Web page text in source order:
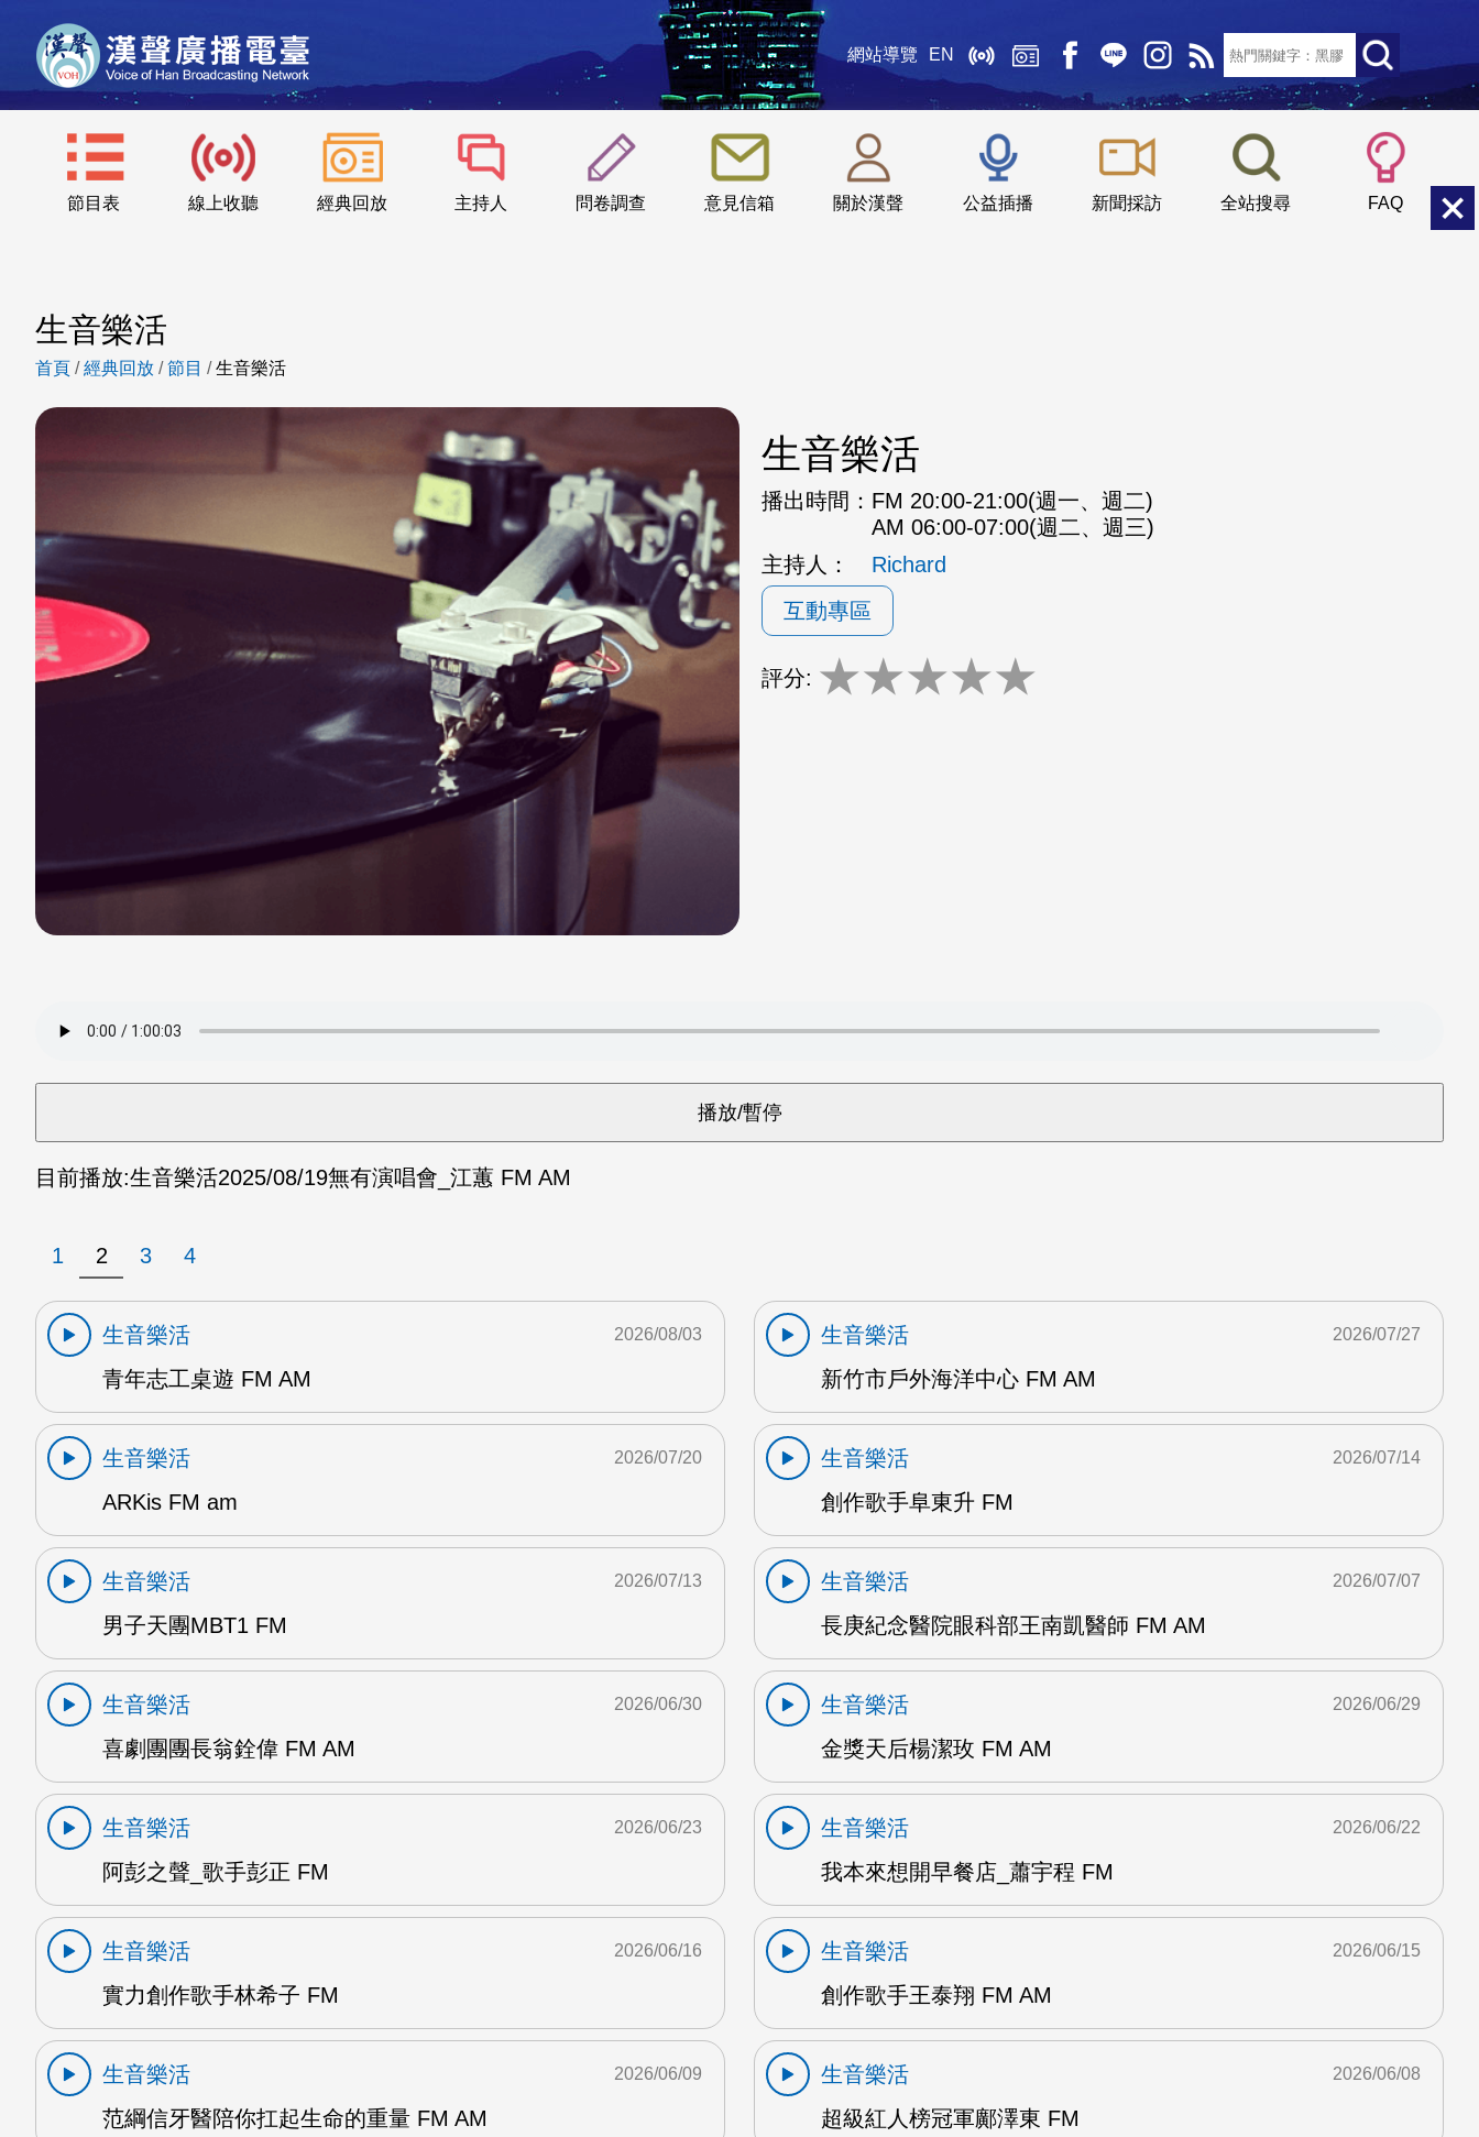
網站導覽 EN
節目表 線上收聽 經典回放 主持人 問卷調查 意見信箱 關於漢聲 公益插播 新聞採訪 全站搜尋 FAQ
::: 小 中
生音樂活
首頁 /經典回放 /節目 /生音樂活
生音樂活
播出時間： FM 20:00-21:00(週一、週二)
AM 06:00-07:00(週二、週三)
主持人：
Richard
互動專區
評分: ★★★★★
目前播放:生音樂活2025/08/19無有演唱會_江蕙 FM AM
1 2 3 4
生音樂活
青年志工桌遊 FM AM
2026/08/03
生音樂活
新竹市戶外海洋中心 FM AM
2026/07/27
生音樂活
ARKis FM am
2026/07/20
生音樂活
創作歌手阜東升 FM
2026/07/14
生音樂活
男子天團MBT1 FM
2026/07/13
生音樂活
長庚紀念醫院眼科部王南凱醫師 FM AM
2026/07/07
生音樂活
喜劇團團長翁銓偉 FM AM
2026/06/30
生音樂活
金獎天后楊潔玫 FM AM
2026/06/29
生音樂活
阿彭之聲_歌手彭正 FM
2026/06/23
生音樂活
我本來想開早餐店_蕭宇程 FM
2026/06/22
生音樂活
實力創作歌手林希子 FM
2026/06/16
生音樂活
創作歌手王泰翔 FM AM
2026/06/15
生音樂活
范綱信牙醫陪你扛起生命的重量 FM AM
2026/06/09
生音樂活
超級紅人榜冠軍鄺澤東 FM
2026/06/08